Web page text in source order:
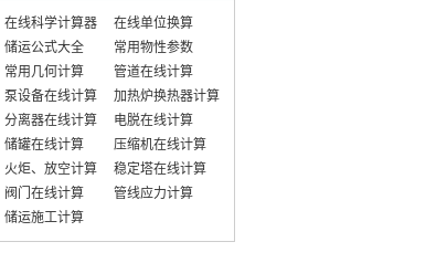
在线科学计算器
在线单位换算
储运公式大全
常用物性参数
常用几何计算
管道在线计算
泵设备在线计算
加热炉换热器计算
分离器在线计算
电脱在线计算
储罐在线计算
压缩机在线计算
火炬、放空计算
稳定塔在线计算
阀门在线计算
管线应力计算
储运施工计算